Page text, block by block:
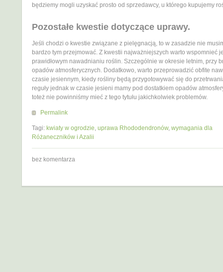
będziemy mogli uzyskać prosto od sprzedawcy, u którego kupujemy
Pozostałe kwestie dotyczące uprawy.
Jeśli chodzi o kwestie związane z pielęgnacją, to w zasadzie nie
bardzo tym przejmować. Z kwestii najważniejszych warto wspomnieć
prawidłowym nawadnianiu roślin. Szczególnie w okresie letnim, przy
opadów atmosferycznych. Dodatkowo, warto przeprowadzić obfite
czasie jesiennym, kiedy rośliny będą przygotowywać się do
reguły jednak w czasie jesieni mamy pod dostatkiem opadów
toteż nie powinniśmy mieć z tego tytułu jakichkolwiek problemów.
Permalink
Tagi: kwiaty w ogrodzie, uprawa Rhododendronów, wymagania dla
Różaneczników i Azalii
bez komentarza